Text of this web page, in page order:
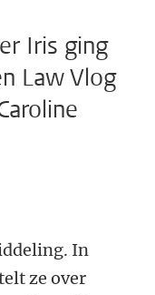
Iris ging
Law Vlog
In
ze over